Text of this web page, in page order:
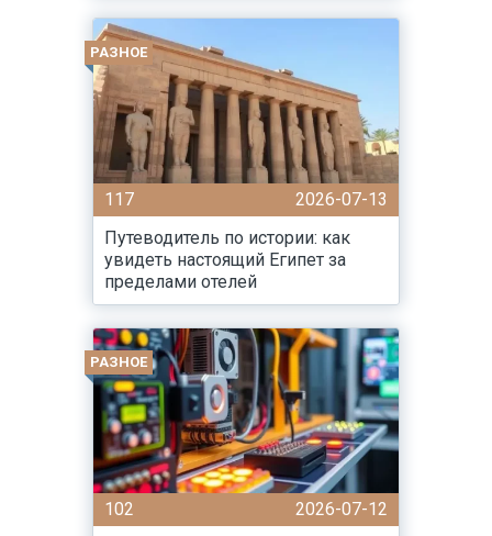
РАЗНОЕ
117
2026-07-13
Путеводитель по истории: как
увидеть настоящий Египет за
пределами отелей
РАЗНОЕ
102
2026-07-12